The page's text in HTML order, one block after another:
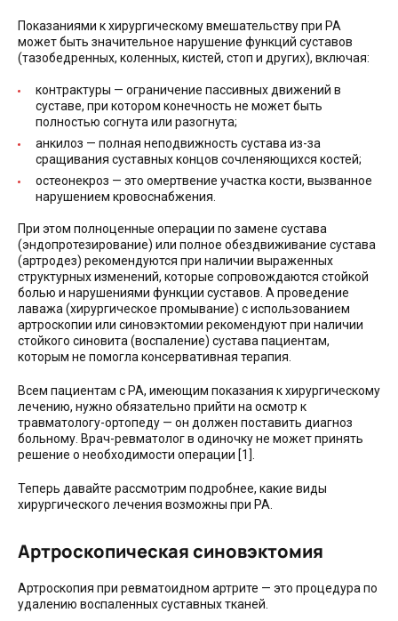
Показаниями к хирургическому вмешательству при РА
может быть значительное нарушение функций суставов
(тазобедренных, коленных, кистей, стоп и других), включая:
контрактуры — ограничение пассивных движений в
суставе, при котором конечность не может быть
полностью согнута или разогнута;
анкилоз — полная неподвижность сустава из-за
сращивания суставных концов сочленяющихся костей;
остеонекроз — это омертвение участка кости, вызванное
нарушением кровоснабжения.
При этом полноценные операции по замене сустава
(эндопротезирование) или полное обездвиживание сустава
(артродез) рекомендуются при наличии выраженных
структурных изменений, которые сопровождаются стойкой
болью и нарушениями функции суставов. А проведение
лаважа (хирургическое промывание) с использованием
артроскопии или синовэктомии рекомендуют при наличии
стойкого синовита (воспаление) сустава пациентам,
которым не помогла консервативная терапия.
Всем пациентам с РА, имеющим показания к хирургическому
лечению, нужно обязательно прийти на осмотр к
травматологу-ортопеду — он должен поставить диагноз
больному. Врач-ревматолог в одиночку не может принять
решение о необходимости операции [1].
Теперь давайте рассмотрим подробнее, какие виды
хирургического лечения возможны при РА.
Артроскопическая синовэктомия
Артроскопия при ревматоидном артрите — это процедура по
удалению воспаленных суставных тканей.